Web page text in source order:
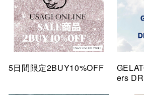
5日間限定2BUY10%OFF
ers